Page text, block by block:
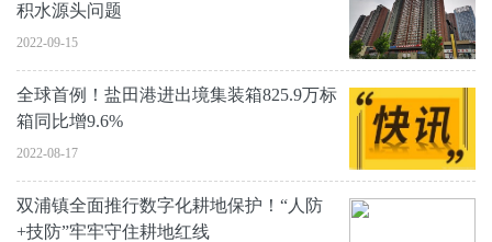
积水源头问题
2022-09-15
全球首例！盐田港进出境集装箱825.9万标
箱同比增9.6%
2022-08-17
双浦镇全面推行数字化耕地保护！“人防
+技防”牢牢守住耕地红线